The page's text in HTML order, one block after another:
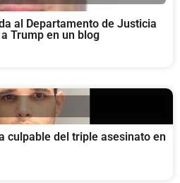
al Departamento de Justicia
Trump en un blog
culpable del triple asesinato en